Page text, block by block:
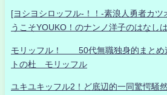
[ヨシヨシロッフル-！！-素浪人勇者カツ
うこそYOUKO！のナンノ洋子のはなし
モリッフル！ 50代無職独身的まとめ
トの杜 モリッフル
ユキユキッフル2！ど底辺的一同驚愕騒